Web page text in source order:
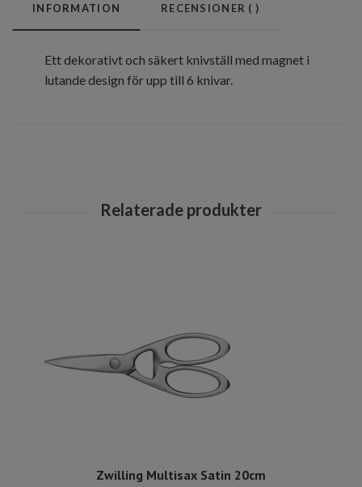
INFORMATION RECENSIONER ( )
Ett dekorativt och säkert knivställ med magnet i
lutande design för upp till 6 knivar.
Zwilling Multisax Satin 20cm